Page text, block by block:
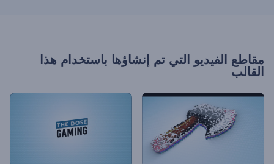
مقاطع الفيديو التي تم إنشاؤها باستخدام هذا
القالب